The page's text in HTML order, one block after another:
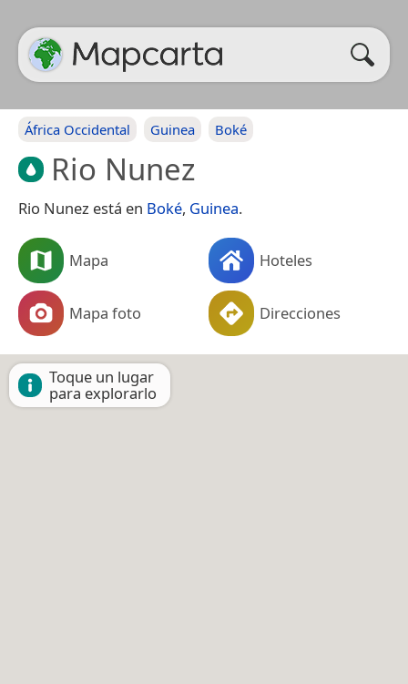
África Occidental Guinea Boké
Rio Nunez
Rio Nunez está en Boké, Guinea.
Mapa Hoteles
Mapa foto Direcciones
Toque un lugar
para explorarlo